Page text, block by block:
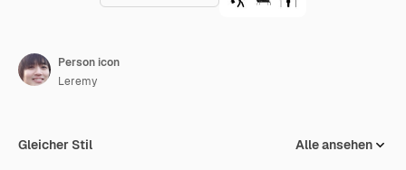
Person icon
Leremy
Gleicher Stil Alle ansehen